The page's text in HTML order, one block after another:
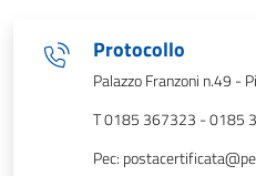
Protocollo
Palazzo Franzoni n.49 -
T 0185 367323 - 0185
Pec: